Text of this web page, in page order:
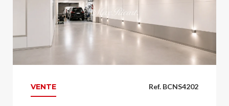
Ref. BCNS4202
VENTE